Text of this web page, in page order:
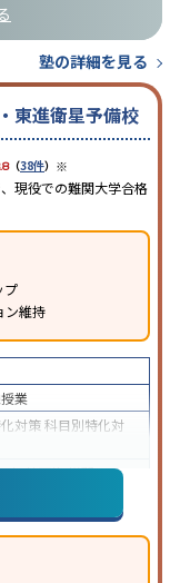
塾の詳細を見る
東進衛星予備校
（38件） ※
現役での難関大学合格
プ
ン維持
業
対策科目別特化対
振替可能学習に
ら受講可能
ト調査方法を参照